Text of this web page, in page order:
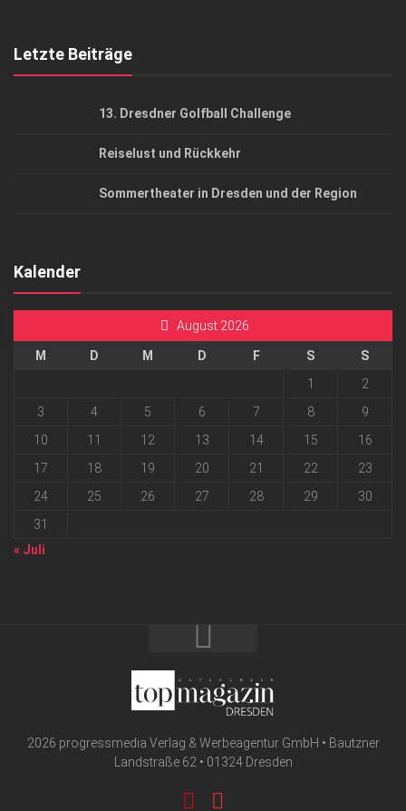
Letzte Beiträge
13. Dresdner Golfball Challenge
Reiselust und Rückkehr
Sommertheater in Dresden und der Region
Kalender
August 2026
M D M D F S
S
1
2
3
4 5 6 7 8
9
10
11 12 13 14 15
16
17
18 19 20 21 22
23
24
25 26 27 28 29
30
31
« Juli
2026 progressmedia Verlag & Werbeagentur GmbH • Bautzner
Landstraße 62 • 01324 Dresden